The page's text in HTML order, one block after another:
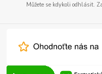
Můžete se kdykoli odhlásit.